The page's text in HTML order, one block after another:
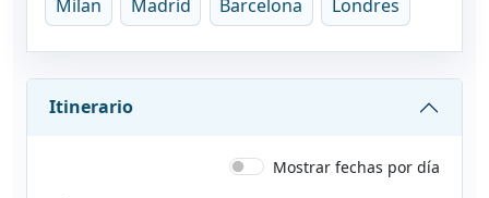
Milan Madrid Barcelona Londres
Itinerario
Mostrar fechas por día